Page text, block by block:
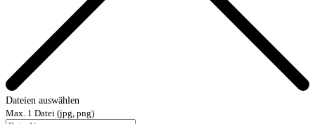
Dateien auswählen
Max. 1 Datei (jpg, png)